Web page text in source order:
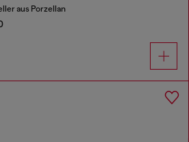
aus Porzellan